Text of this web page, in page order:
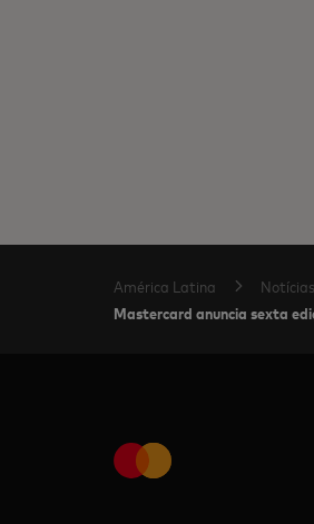
América Latina Notícias
Mastercard anuncia sexta